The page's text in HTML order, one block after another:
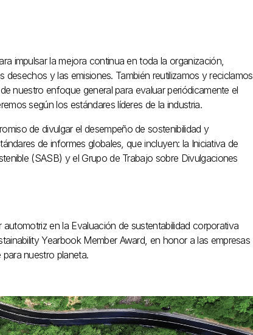
impulsar la mejora continua en toda la organización,
y las emisiones. También reutilizamos y reciclamos
nuestro enfoque general para evaluar periódicamente el
según los estándares líderes de la industria.
de divulgar el desempeño de sostenibilidad y
de informes globales, que incluyen: la Iniciativa de
(SASB) y el Grupo de Trabajo sobre Divulgaciones
en la Evaluación de sustentabilidad corporativa
Yearbook Member Award, en honor a las empresas
nuestro planeta.